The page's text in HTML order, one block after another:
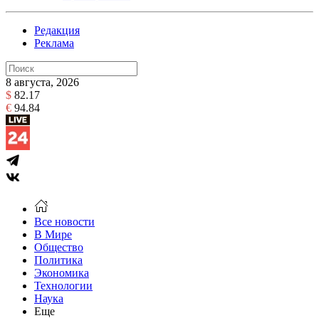
Редакция
Реклама
8 августа, 2026
$ 82.17
€ 94.84
Все новости
В Мире
Общество
Политика
Экономика
Технологии
Наука
Еще